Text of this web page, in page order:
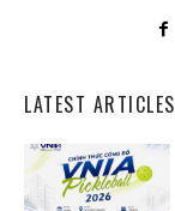
LATEST ARTICLES